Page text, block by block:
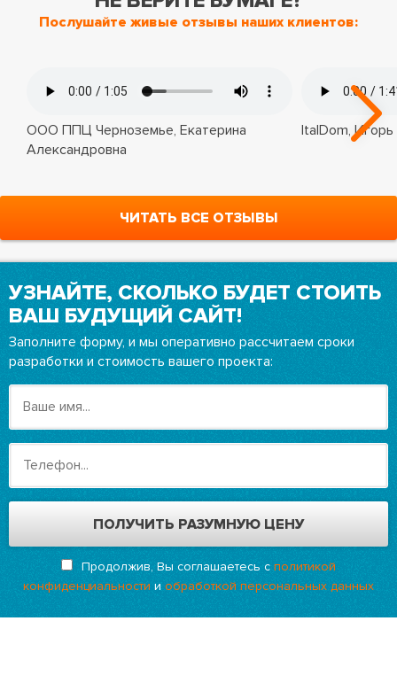
Послушайте живые отзывы наших клиентов:
ООО ППЦ Черноземье, Екатерина
Александровна
ItalDom, Игорь
ЧИТАТЬ ВСЕ ОТЗЫВЫ
УЗНАЙТЕ, СКОЛЬКО БУДЕТ СТОИТЬ
ВАШ БУДУЩИЙ САЙТ!
Заполните форму, и мы оперативно рассчитаем сроки
разработки и стоимость вашего проекта:
Продолжив, Вы соглашаетесь с политикой
конфиденциальности и обработкой персональных данных